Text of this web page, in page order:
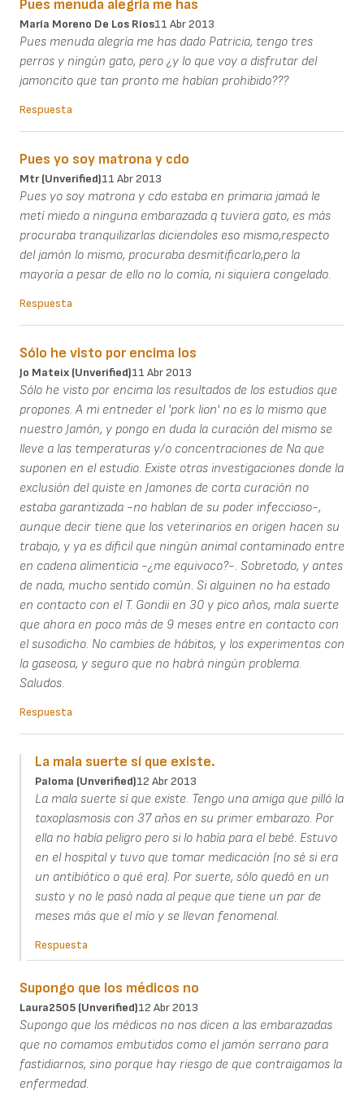
Pues menuda alegría me has
María Moreno De Los Ríos11 Abr 2013
Pues menuda alegría me has dado Patricia, tengo tres
perros y ningún gato, pero ¿y lo que voy a disfrutar del
jamoncito que tan pronto me habían prohibido???
Respuesta
Pues yo soy matrona y cdo
Mtr (unverified)11 Abr 2013
Pues yo soy matrona y cdo estaba en primaria jamaá le
metí miedo a ninguna embarazada q tuviera gato, es más
procuraba tranquilizarlas diciendoles eso mismo,respecto
del jamón lo mismo, procuraba desmitificarlo,pero la
mayoría a pesar de ello no lo comía, ni siquiera congelado.
Respuesta
Sólo he visto por encima los
Jo Mateix (unverified)11 Abr 2013
Sólo he visto por encima los resultados de los estudios que
propones. A mi entneder el 'pork lion' no es lo mismo que
nuestro Jamón, y pongo en duda la curación del mismo se
lleve a las temperaturas y/o concentraciones de Na que
suponen en el estudio. Existe otras investigaciones donde la
exclusión del quiste en Jamones de corta curación no
estaba garantizada -no hablan de su poder infeccioso-,
aunque decir tiene que los veterinarios en origen hacen su
trabajo, y ya es dificil que ningún animal contaminado entre
en cadena alimenticia -¿me equivoco?-. Sobretodo, y antes
de nada, mucho sentido común. Si alguinen no ha estado
en contacto con el T. Gondii en 30 y pico años, mala suerte
que ahora en poco más de 9 meses entre en contacto con
el susodicho. No cambies de hábitos, y los experimentos con
la gaseosa, y seguro que no habrá ningún problema.
Saludos.
Respuesta
La mala suerte sí que existe.
Paloma (unverified)12 Abr 2013
La mala suerte sí que existe. Tengo una amiga que pilló la
toxoplasmosis con 37 años en su primer embarazo. Por
ella no había peligro pero si lo había para el bebé. Estuvo
en el hospital y tuvo que tomar medicación (no sé si era
un antibiótico o qué era). Por suerte, sólo quedó en un
susto y no le pasó nada al peque que tiene un par de
meses más que el mío y se llevan fenomenal.
Respuesta
Supongo que los médicos no
Laura2505 (unverified)12 Abr 2013
Supongo que los médicos no nos dicen a las embarazadas
que no comamos embutidos como el jamón serrano para
fastidiarnos, sino porque hay riesgo de que contraigamos la
enfermedad.